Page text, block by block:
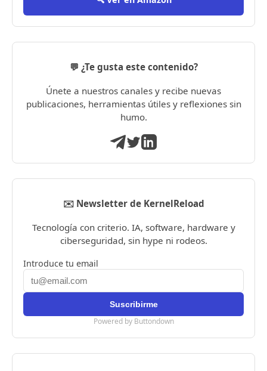
💬 ¿Te gusta este contenido?
Únete a nuestros canales y recibe nuevas
publicaciones, herramientas útiles y reflexiones sin
humo.
✉️ Newsletter de KernelReload
Tecnología con criterio. IA, software, hardware y
ciberseguridad, sin hype ni rodeos.
Introduce tu email
Powered by Buttondown